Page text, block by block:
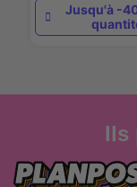
Jusqu'à -
Ils